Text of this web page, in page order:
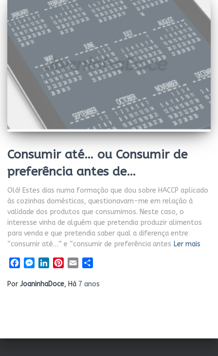
Consumir até… ou Consumir de
preferência antes de…
Olá! Estes dias numa formação que dou sobre HACCP aplicado
às cozinhas domésticas, questionavam-me em relação à
validade dos produtos que consumimos. Neste caso, o
interesse vinha de alguém que pretendia produzir alimentos
para venda e que pretendia saber qual a diferença entre
“consumir até…” e “consumir de preferência antes Ler mais
Facebook
Messenger
LinkedInPinterest
Email
Por JoaninhaDoce, Há 7 anos